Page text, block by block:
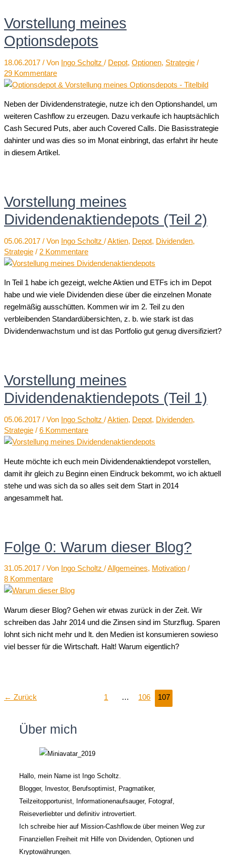
Vorstellung meines
Optionsdepots
18.06.2017 / Von Ingo Scholtz / Depot, Optionen, Strategie /
29 Kommentare
Neben der Dividendenstrategie, nutze ich den Optionshandel, um
weiteren Cashflow zu erzeugen. Dazu verkaufe ich hauptsächlich
Cash Secured Puts, aber auch Covered Calls. Die Basisstrategie
dahinter und was dies so im Monat einbringt, das erfahrt ihr heute
in diesem Artikel.
Vorstellung meines
Dividendenaktiendepots (Teil 2)
05.06.2017 / Von Ingo Scholtz /Aktien, Depot, Dividenden,
Strategie / 2 Kommentare
In Teil 1 habe ich gezeigt, welche Aktien und ETFs ich im Depot
habe und wie viele Dividenden diese über die einzelnen Monate
regelmäßig ausschütten. Kommen wir im 2. Teil zu den
verbleibenden Standardübersichten, z. b. wie stark ist das
Dividendenwachstum und ist das Portfolio gut genug diversifiziert?
Vorstellung meines
Dividendenaktiendepots (Teil 1)
05.06.2017 / Von Ingo Scholtz /Aktien, Depot, Dividenden,
Strategie / 6 Kommentare
Heute möchte ich euch mein Dividendenaktiendepot vorstellen,
damit ihr gleich zu Beginn einen Eindruck bekommt, wo ich aktuell
stehe und was sich da so alles seit dem Start in 2014
angesammelt hat.
Folge 0: Warum dieser Blog?
31.05.2017 / Von Ingo Scholtz /Allgemeines, Motivation /
8 Kommentare
Warum dieser Blog? Gehen wir etwas zurück in der Zeit. Wir
schreiben das Jahr 2014 und die Zinsen sind im Sturzflug. Sparen
lohnt sich nicht mehr und lt. den Medien ist konsumieren sowieso
viel besser für die Wirtschaft. Halt! Warum eigentlich?
← Zurück 1 … 106 107
Über mich
Hallo, mein Name ist Ingo Scholtz.
Blogger, Investor, Berufsoptimist, Pragmatiker,
Teilzeitopportunist, Informationenaufsauger, Fotograf,
Reiseverliebter und definitiv introvertiert.
Ich schreibe hier auf Mission-Cashflow.de über meinen Weg zur
Finanziellen Freiheit mit Hilfe von Dividenden, Optionen und
Kryptowährungen.